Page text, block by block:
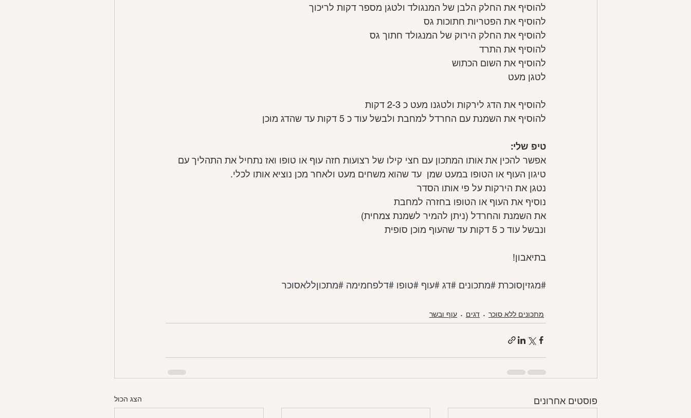
להוסיף את החלק הלבן של המנגולד ולטגן מספר דקות לריכוך
להוסיף את הפטריות חתוכות גס
להוסיף את החלק הירוק של המנגולד חתוך גס
להוסיף את התרד
להוסיף את השום הכתוש
לטגן מעט
להוסיף את הדג לירקות ולטגנו מעט כ 2-3 דקות
להוסיף את השמנת עם החרדל למחבת ולבשל עוד כ 5 דקות עד שהדג מוכן
טיפ שלי:
אפשר להכין את אותו המתכון עם חצי קילו של רצועות חזה עוף או טופו ואז נתחיל את התהליך עם
טיגון העוף או הטופו במעט שמן  עד שהוא משחים מעט ולאחר מכן נוציא אותו לכלי.
נטגן את הירקות על פי אותו הסדר
נוסיף את העוף או הטופו בחזרה למחבת
את השמנת והחרדל (ניתן להמיר לשמנת צמחית)
ונבשל עוד כ 5 דקות עד שהעוף מוכן סופית
בתיאבון!
#מגזיןסוכרת #מתכונים #דג #עוף #טופו #דלפחמימה #מתכוןללאסוכר
מתכונים ללא סוכר דגים עוף ובשר
פוסטים אחרונים הצג הכול